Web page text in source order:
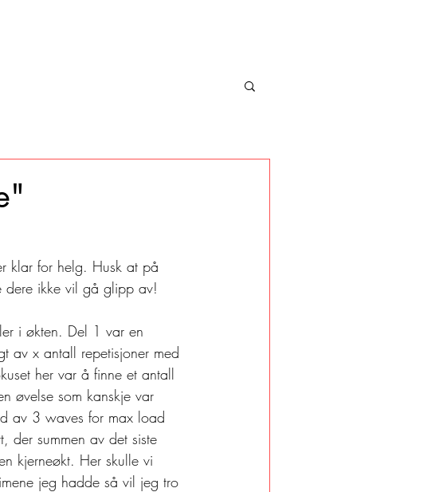
klar for helg. Husk at på
dere ikke vil gå glipp av!
i økten. Del 1 var en
av x antall repetisjoner med
her var å finne et antall
øvelse som kanskje var
av 3 waves for max load
der summen av det siste
kjerneøkt. Her skulle vi
jeg hadde så vil jeg tro